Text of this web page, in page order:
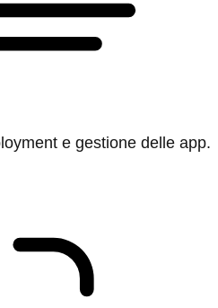
e gestione delle app.